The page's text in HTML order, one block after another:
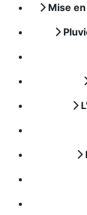
Mise